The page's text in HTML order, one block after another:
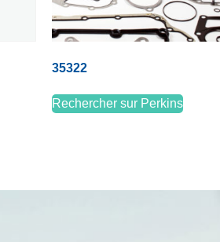
35322
Rechercher sur Perkins